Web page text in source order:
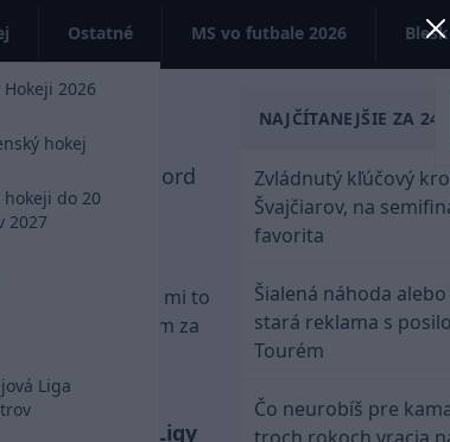
Hokeji 2026
hokej
hokeji do 20
2027
Liga
Ostatné MS vo futbale 2026
lige za Feyenoord
slová
vypadnutí z Ligy
NAJČÍTANEJŠIE ZA 24
Zvládnutý kľúčový
Švajčiarov, na
favorita
Šialená náhoda alebo
stará reklama s
Tourém
Čo neurobíš pre